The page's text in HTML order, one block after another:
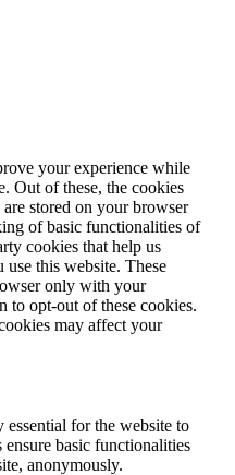
your experience while
Out of these, the cookies
are stored on your browser
of basic functionalities of
cookies that help us
use this website. These
only with your
to opt-out of these cookies.
may affect your
essential for the website to
basic functionalities
anonymously.